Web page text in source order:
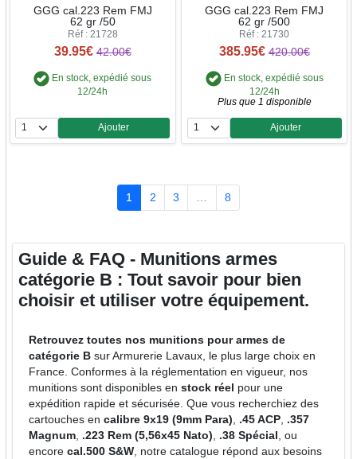
GGG cal.223 Rem FMJ
62 gr /50
Réf : 21728
39.95€ 42.00€
En stock, expédié sous
12/24h
Quantité
Ajouter
GGG cal.223 Rem FMJ
62 gr /500
Réf : 21730
385.95€ 420.00€
En stock, expédié sous
12/24h
Plus que 1 disponible
Quantité
Ajouter
1 2 3 8
Guide & FAQ - Munitions armes
catégorie B : Tout savoir pour bien
choisir et utiliser votre équipement.
Retrouvez toutes nos munitions pour armes de
catégorie B sur Armurerie Lavaux, le plus large choix en
France. Conformes à la réglementation en vigueur, nos
munitions sont disponibles enstock réel pour une
expédition rapide et sécurisée. Que vous recherchiez des
cartouches encalibre 9x19 (9mm Para), .45 ACP, .357
Magnum, .223 Rem (5,56x45 Nato), .38 Spécial , ou
encorecal.500 S&W, notre catalogue répond aux besoins